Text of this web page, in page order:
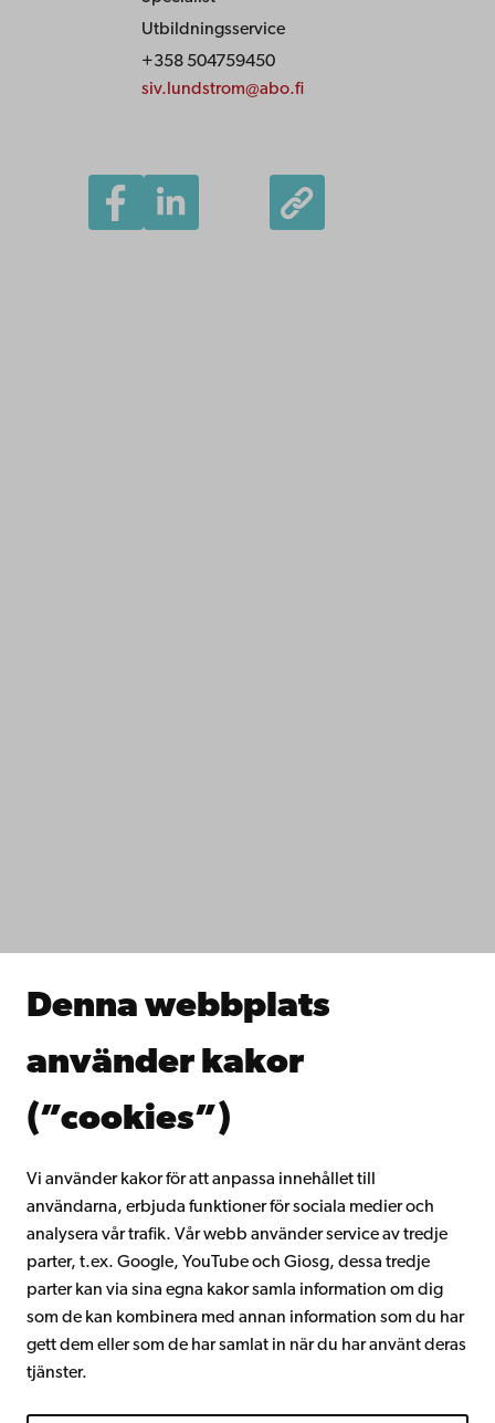
Denna webbplats
använder kakor
(”cookies”)
Vi använder kakor för att anpassa innehållet till
användarna, erbjuda funktioner för sociala medier och
analysera vår trafik. Vår webb använder service av tredje
parter, t.ex. Google, YouTube och Giosg, dessa tredje
parter kan via sina egna kakor samla information om dig
som de kan kombinera med annan information som du har
gett dem eller som de har samlat in när du har använt deras
tjänster.
Utbildningsservice
+358 504759450
siv.lundstrom@abo.fi
Samarbeta med oss
Kontinuerligt lärande
Gå med i Åbo Akademis alumnnätverk
Intranätet
Facebook InstagramYouTube LinkedIn Blog Snapchat